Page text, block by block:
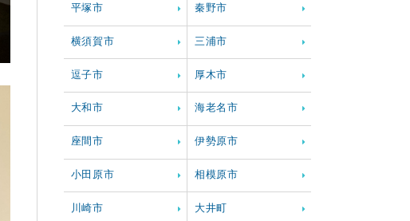
平塚市 秦野市
横須賀市 三浦市
逗子市 厚木市
大和市 海老名市
座間市 伊勢原市
小田原市 相模原市
川崎市 大井町